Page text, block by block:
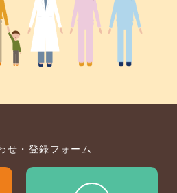
せ・登録フォーム